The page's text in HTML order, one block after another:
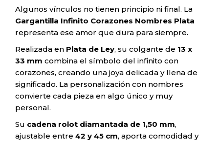
precios:
desde
€56,50
hasta
Algunos vínculos no tienen principio ni final. La
Gargantilla Infinito Corazones Nombres Plata
representa ese amor que dura para siempre.
Realizada en Plata de Ley, su colgante de 13 x
33 mm combina el símbolo del infinito con
corazones, creando una joya delicada y llena de
significado. La personalización con nombres
convierte cada pieza en algo único y muy
personal.
Su cadena rolot diamantada de 1,50 mm,
ajustable entre42 y 45 cm, aporta comodidad y